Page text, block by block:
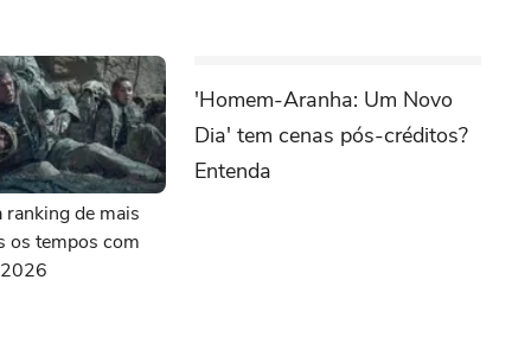
de mais
os tempos com
'Homem-Aranha: Um Novo
Dia' tem cenas pós-créditos?
Entenda